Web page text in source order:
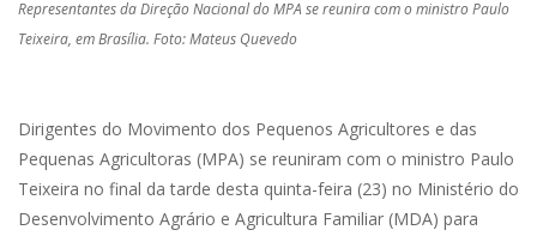
Representantes da Direção Nacional do MPA se reunira com o ministro Paulo
Teixeira, em Brasília. Foto: Mateus Quevedo
Dirigentes do Movimento dos Pequenos Agricultores e das
Pequenas Agricultoras (MPA) se reuniram com o ministro Paulo
Teixeira no final da tarde desta quinta-feira (23) no Ministério do
Desenvolvimento Agrário e Agricultura Familiar (MDA) para